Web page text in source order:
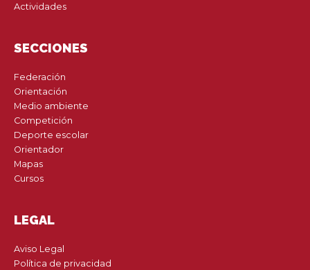
Actividades
SECCIONES
Federación
Orientación
Medio ambiente
Competición
Deporte escolar
Orientador
Mapas
Cursos
LEGAL
Aviso Legal
Política de privacidad